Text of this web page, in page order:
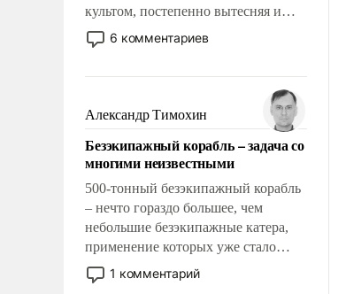
культом, постепенно вытесняя и
отменяя традиционное требование к
человеку – быть мужественным и
на себя ответственность, помогать
слабым, идти вперед и
адаптироваться.
6 комментариев
Александр Тимохин
Безэкипажный корабль – задача со
многими неизвестными
500-тонный безэкипажный корабль
– нечто гораздо большее, чем
небольшие безэкипажные катера,
применение которых уже стало
обыденностью. Задача по созданию
такого корабля очень сложна и
1 комментарий